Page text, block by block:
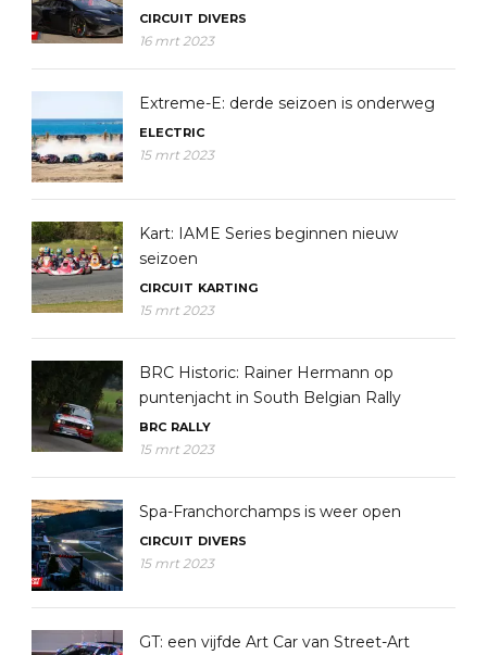
CIRCUIT DIVERS
16 mrt 2023
Extreme-E: derde seizoen is onderweg
ELECTRIC
15 mrt 2023
Kart: IAME Series beginnen nieuw
seizoen
CIRCUIT KARTING
15 mrt 2023
BRC Historic: Rainer Hermann op
puntenjacht in South Belgian Rally
BRC RALLY
15 mrt 2023
Spa-Franchorchamps is weer open
CIRCUIT DIVERS
15 mrt 2023
GT: een vijfde Art Car van Street-Art